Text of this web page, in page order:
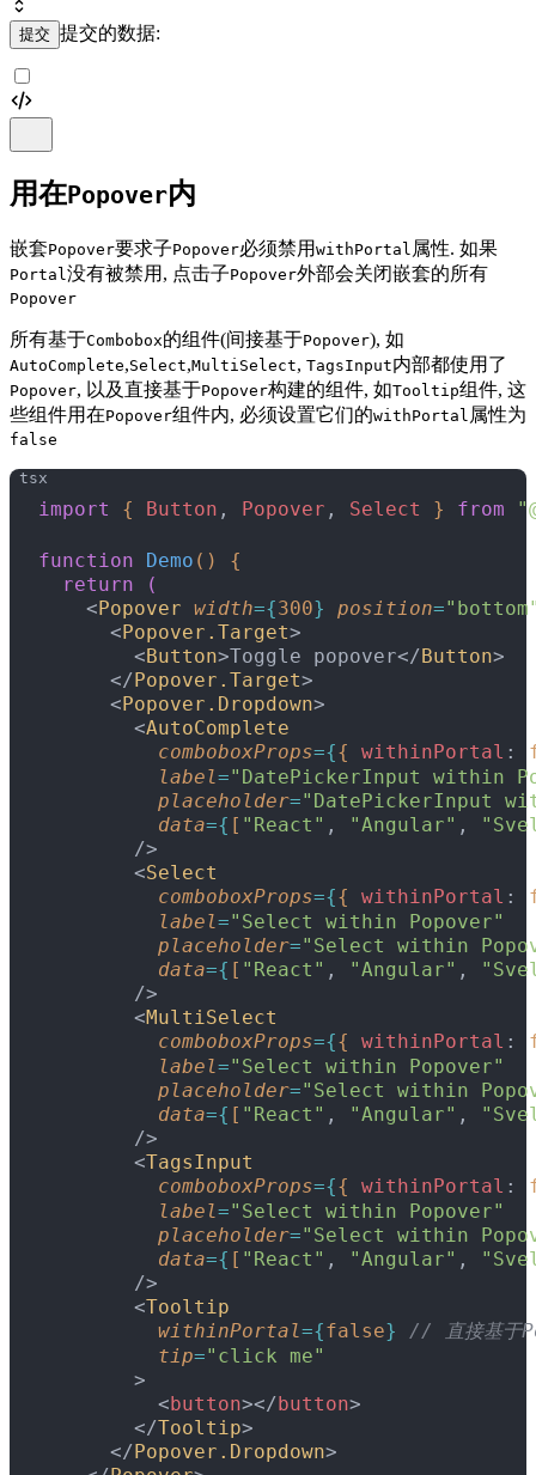
提交 提交的数据:
用在Popover内
嵌套Popover要求子Popover必须禁用 withPortal 属性. 如果
Portal没有被禁用, 点击子Popover外部会关闭嵌套的所有
Popover
所有基于Combobox的组件(间接基于Popover), 如
AutoComplete,Select,MultiSelect, TagsInput内部都使用了
Popover, 以及直接基于Popover构建的组件, 如Tooltip组件, 这
些组件用在Popover组件内, 必须设置它们的withPortal 属性为
false
import { Button , Popover , Select } from
function Demo ( )
{
  return
(
< Popover width={300} position=
< Popover.Target>
< Button>Toggle popover</ Button>
</ Popover.Target>
< Popover.Dropdown>
<AutoComplete
          comboboxProps
={{ withinPortal :
          label
="DatePickerInput within
          placeholder
="DatePickerInput
          data
={ [ "React" , "Angular" ,
        /
>
<Select
          comboboxProps
={{ withinPortal :
          label
="Select within Popover"
          placeholder
="Select within
          data
={ [ "React" , "Angular" ,
        /
>
<MultiSelect
          comboboxProps
={{ withinPortal :
          label
="Select within Popover"
          placeholder
="Select within
          data
={ [ "React" , "Angular" ,
        /
>
<TagsInput
          comboboxProps
={{ withinPortal :
          label
="Select within Popover"
          placeholder
="Select within
          data
={ [ "React" , "Angular" ,
        /
>
<Tooltip
          withinPortal
={false}
// 直接基于
          tip
="click me"
>
< button></ button>
</Tooltip>
</ Popover.Dropdown>